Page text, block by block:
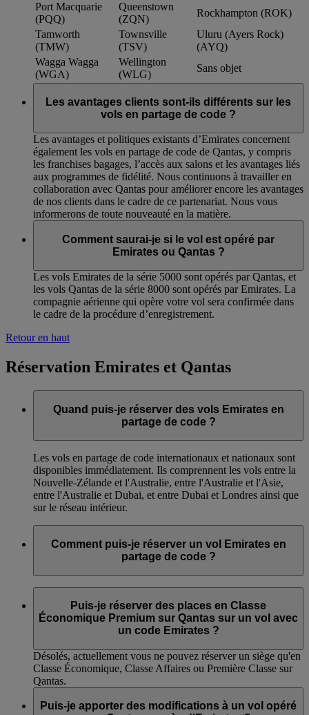
Port Macquarie
(PQQ)
Queenstown
(ZQN)
Rockhampton (ROK)
Tamworth
(TMW)
Townsville
(TSV)
Uluru (Ayers Rock)
(AYQ)
Wagga Wagga
(WGA)
Wellington
(WLG)
Sans objet
Les avantages clients sont-ils différents sur les
vols en partage de code ?
Les avantages et politiques existants d’Emirates concernent
également les vols en partage de code de Qantas, y compris
les franchises bagages, l’accès aux salons et les avantages liés
aux programmes de fidélité. Nous continuons à travailler en
collaboration avec Qantas pour améliorer encore les avantages
de nos clients dans le cadre de ce partenariat. Nous vous
informerons de toute nouveauté en la matière.
Comment saurai-je si le vol est opéré par
Emirates ou Qantas ?
Les vols Emirates de la série 5000 sont opérés par Qantas, et
les vols Qantas de la série 8000 sont opérés par Emirates. La
compagnie aérienne qui opère votre vol sera confirmée dans
le cadre de la procédure d’enregistrement.
Retour en haut
Réservation Emirates et Qantas
Quand puis-je réserver des vols Emirates en
partage de code ?
Les vols en partage de code internationaux et nationaux sont
disponibles immédiatement. Ils comprennent les vols entre la
Nouvelle-Zélande et l'Australie, entre l'Australie et l'Asie,
entre l'Australie et Dubai, et entre Dubai et Londres ainsi que
sur le réseau intérieur.
Comment puis-je réserver un vol Emirates en
partage de code ?
code, en fonction de leur disponibilité, auprès de l’agence de
voyages de leur choix, duService Clients Emirates et sur
Puis-je réserver des places en Classe
Économique Premium sur Qantas sur un vol avec
un code Emirates ?
Désolés, actuellement vous ne pouvez réserver un siège qu'en
Classe Économique, Classe Affaires ou Première Classe sur
Qantas.
Puis-je apporter des modifications à un vol opéré